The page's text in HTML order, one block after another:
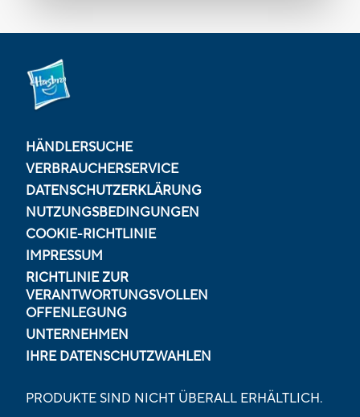
HÄNDLERSUCHE
VERBRAUCHERSERVICE
DATENSCHUTZERKLÄRUNG
NUTZUNGSBEDINGUNGEN
COOKIE-RICHTLINIE
IMPRESSUM
RICHTLINIE ZUR
VERANTWORTUNGSVOLLEN
OFFENLEGUNG
UNTERNEHMEN
IHRE DATENSCHUTZWAHLEN
PRODUKTE SIND NICHT ÜBERALL ERHÄLTLICH.